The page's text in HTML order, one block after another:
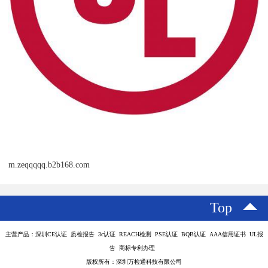
m.zeqqqqq.b2b168.com
Top
主营产品：深圳CE认证 质检报告 3c认证 REACH检测 PSE认证 BQB认证 AAA信用证书 UL报
告 商标专利办理
版权所有：深圳万检通科技有限公司